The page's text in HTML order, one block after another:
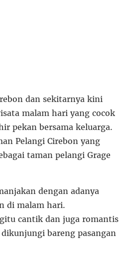
dan sekitarnya kini
malam hari yang cocok
pekan bersama keluarga.
Pelangi Cirebon yang
taman pelangi Grage
dengan adanya
di malam hari.
cantik dan juga romantis
bareng pasangan